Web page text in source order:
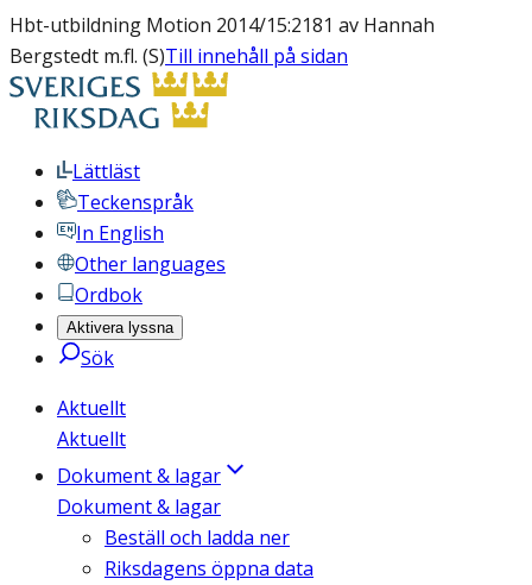
Hbt-utbildning Motion 2014/15:2181 av Hannah
Bergstedt m.fl. (S)Till innehåll på sidan
Lättläst
Teckenspråk
In English
Other languages
Ordbok
Aktivera lyssna
Sök
Aktuellt
Aktuellt
Dokument & lagar
Dokument & lagar
Beställ och ladda ner
Riksdagens öppna data